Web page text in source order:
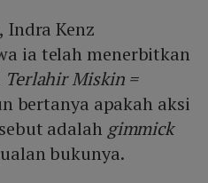
Indra Kenz
ia telah menerbitkan
Terlahir Miskin =
bertanya apakah aksi
adalah gimmick
bukunya.